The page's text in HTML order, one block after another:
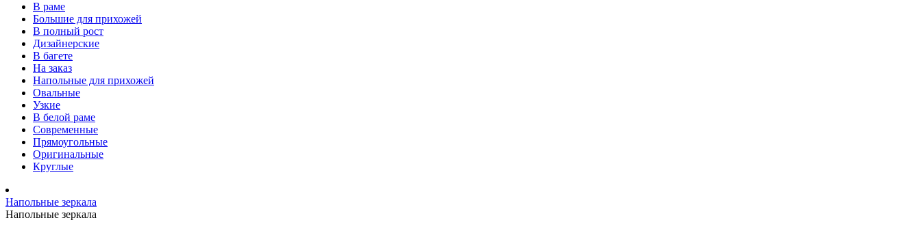
В раме
Большие для прихожей
В полный рост
Дизайнерские
В багете
На заказ
Напольные для прихожей
Овальные
Узкие
В белой раме
Современные
Прямоугольные
Оригинальные
Круглые
Напольные зеркала
Напольные зеркала